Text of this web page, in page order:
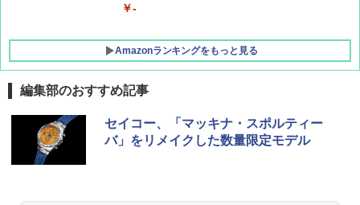
￥-
Amazonランキングをもっと見る
GRANDOOR ステンレス保冷剤 2個セット 2
026リニューアル 急速冷凍 空間倍増 衛生的
コンパクト 保冷力長持ち
編集部のおすすめ記事
セイコー、「マッキナ・スポルティー
バ」をリメイクした数量限定モデル